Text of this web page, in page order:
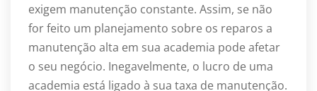
exigem manutenção constante. Assim, se não
for feito um planejamento sobre os reparos a
manutenção alta em sua academia pode afetar
o seu negócio. Inegavelmente, o lucro de uma
academia está ligado à sua taxa de manutenção.